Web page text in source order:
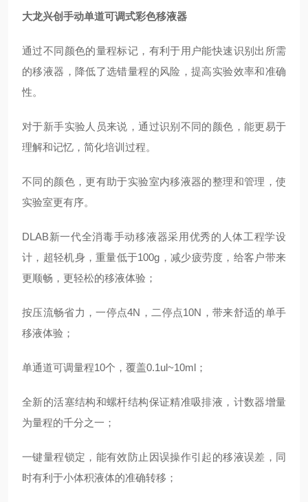
大龙兴创手动单道可调式彩色移液器
通过不同颜色的量程标记，有利于用户能快速识别出所需
的移液器，降低了选错量程的风险，提高实验效率和准确
性。
对于新手实验人员来说，通过识别不同的颜色，能更易于
理解和记忆，简化培训过程。
不同的颜色，更有助于实验室内移液器的整理和管理，使
实验室更有序。
DLAB新一代全消毒手动移液器采用优秀的人体工程学设
计，超轻机身，重量低于100g，减少疲劳度，给客户带来
更顺畅，更轻松的移液体验；
按压流畅省力，一停点4N，二停点10N，带来舒适的单手
移液体验；
单通道可调量程10个，覆盖0.1ul~10ml；
全新的活塞结构和螺杆结构保证精准吸排液，计数器增量
为量程的千分之一；
一键量程锁定，能有效防止因误操作引起的移液误差，同
时有利于小体积液体的准确转移；